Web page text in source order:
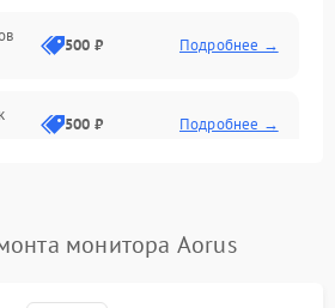
500 ₽ Подробнее →
500 ₽ Подробнее →
монитора Aorus